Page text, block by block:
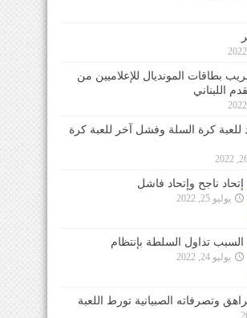
بطاقات المونديال للإعلاميين من
اللبناني
للعبة كرة السلة وفشل آخر للعبة كرة
إتحاد ناجح وإتحاد فاشل
يوليو 25, 2022
السبب تداول السلطة بإنتظام
يوليو 24, 2022
وتصرفاته الصبيانية تورط اللعبة